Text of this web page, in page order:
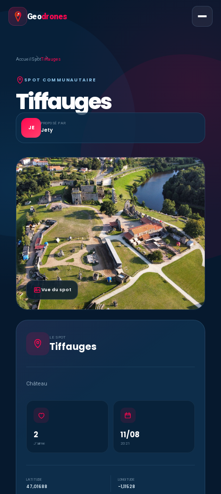
Geodrones
Accueil SpotTiffauges
SPOT COMMUNAUTAIRE
Tiffauges
JE
PROPOSÉ PAR
Jety
Vue du spot
LE SPOT
Tiffauges
Château
2
J’aime
11/08
2021
LATITUDE
47,01688
LONGITUDE
-1,11528